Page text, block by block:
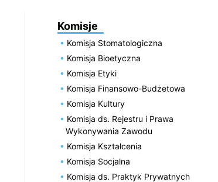
Komisje
Komisja Stomatologiczna
Komisja Bioetyczna
Komisja Etyki
Komisja Finansowo-Budżetowa
Komisja Kultury
Komisja ds. Rejestru i Prawa
Wykonywania Zawodu
Komisja Kształcenia
Komisja Socjalna
Komisja ds. Praktyk Prywatnych